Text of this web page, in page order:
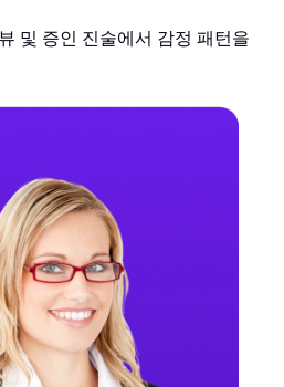
및 증인 진술에서 감정 패턴을